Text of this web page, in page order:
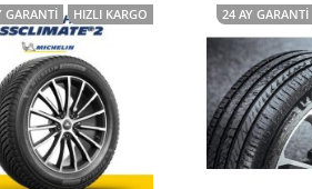
GARANTI HIZLI KARGO 24 AY GARANTI